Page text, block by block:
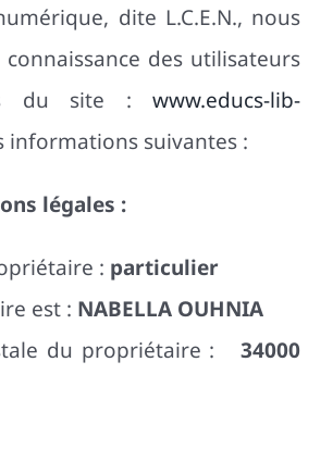
dite L.C.E.N., nous
des utilisateurs
du site :www.educs-lib-
informations suivantes :
légales :
: particulier
est : NABELLA OUHNIA
du propriétaire :
34000